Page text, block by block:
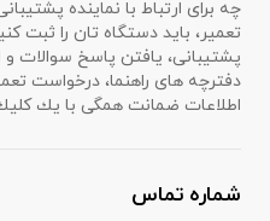
چه برای ارتباط با نماینده
تعمیر، باید دستگاه تان را ثبت
پشتیبانی، یافتن پاسخ سوالات
دفترچه های راهنما، درخواست
اطلاعات ضمانت همگی با یك
شماره تماس